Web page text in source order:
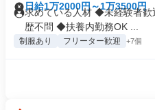
日給1万2000円～1万3500円
求めている人材 ◆未経験者
歴不問 ◆扶養内勤務OK ...
制服あり フリーター歓迎 +7個